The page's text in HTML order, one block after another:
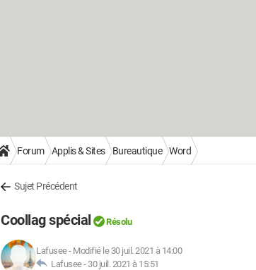
Forum Applis & Sites Bureautique Word
Sujet Précédent
Coollag spécial Résolu
Lafusee- Modifié le 30 juil. 2021 à 14:00
Lafusee - 30 juil. 2021 à 15:51